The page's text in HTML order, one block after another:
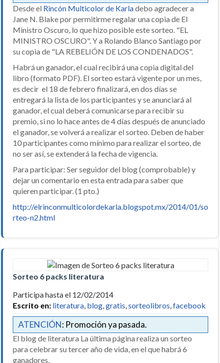
Desde el Rincón Multicolor de Karladebo agradecer a
Jane N. Blake por permitirme regalar una copia de El
Ministro Oscuro, lo que hizo posible este sorteo. "EL
MINISTRO OSCURO". Y a Rolando Blanco Santiago por
su copia de "LA REBELIÓN DE LOS CONDENADOS".
Habrá un ganador, el cual recibirá una copia digital del
libro (formato PDF). El sorteo estará vigente por un mes,
es decir el 18 de febrero finalizará, en dos días se
entregará la lista de los participantes y se anunciará al
ganador, el cual deberá comunicarse para recibir su
premio, si no lo hace antes de 4 días después de anunciado
el ganador, se volverá a realizar el sorteo. Deben de haber
10 participantes como mínimo para realizar el sorteo, de
no ser así, se extenderá la fecha de vigencia.
Para participar: Ser seguidor del blog (comprobable) y
dejar un comentario en esta entrada para saber que
quieren participar. (1 pto.)
http://elrinconmulticolordekarla.blogspot.mx/2014/01/so
rteo-n2.html
Sorteo 6 packs literatura
Participa hasta el 12/02/2014
Escrito en: literatura blog gratis sorteolibros facebook
ATENCIÓN: Promoción ya pasada.
El blog de literatura La última página realiza un sorteo
para celebrar su tercer año de vida, en el que habrá 6
ganadores.